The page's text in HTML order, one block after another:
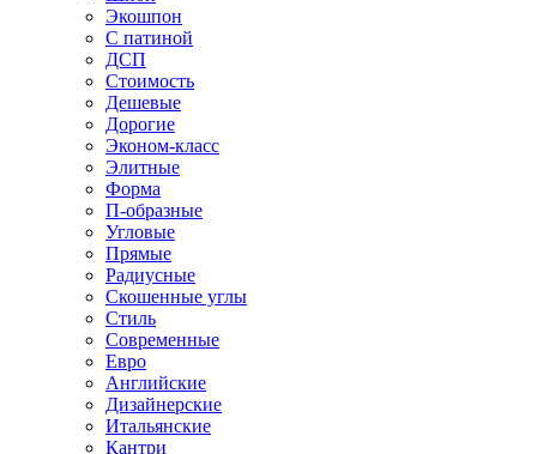
Экошпон
С патиной
ДСП
Стоимость
Дешевые
Дорогие
Эконом-класс
Элитные
Форма
П-образные
Угловые
Прямые
Радиусные
Скошенные углы
Стиль
Современные
Евро
Английские
Дизайнерские
Итальянские
Кантри